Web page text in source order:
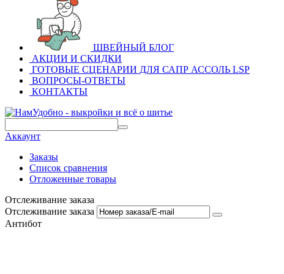
ШВЕЙНЫЙ БЛОГ
АКЦИИ И СКИДКИ
ГОТОВЫЕ СЦЕНАРИИ ДЛЯ САПР АССОЛЬ LSP
ВОПРОСЫ-ОТВЕТЫ
КОНТАКТЫ
Аккаунт
Заказы
Список сравнения
Отложенные товары
Отслеживание заказа
Отслеживание заказа
Антибот